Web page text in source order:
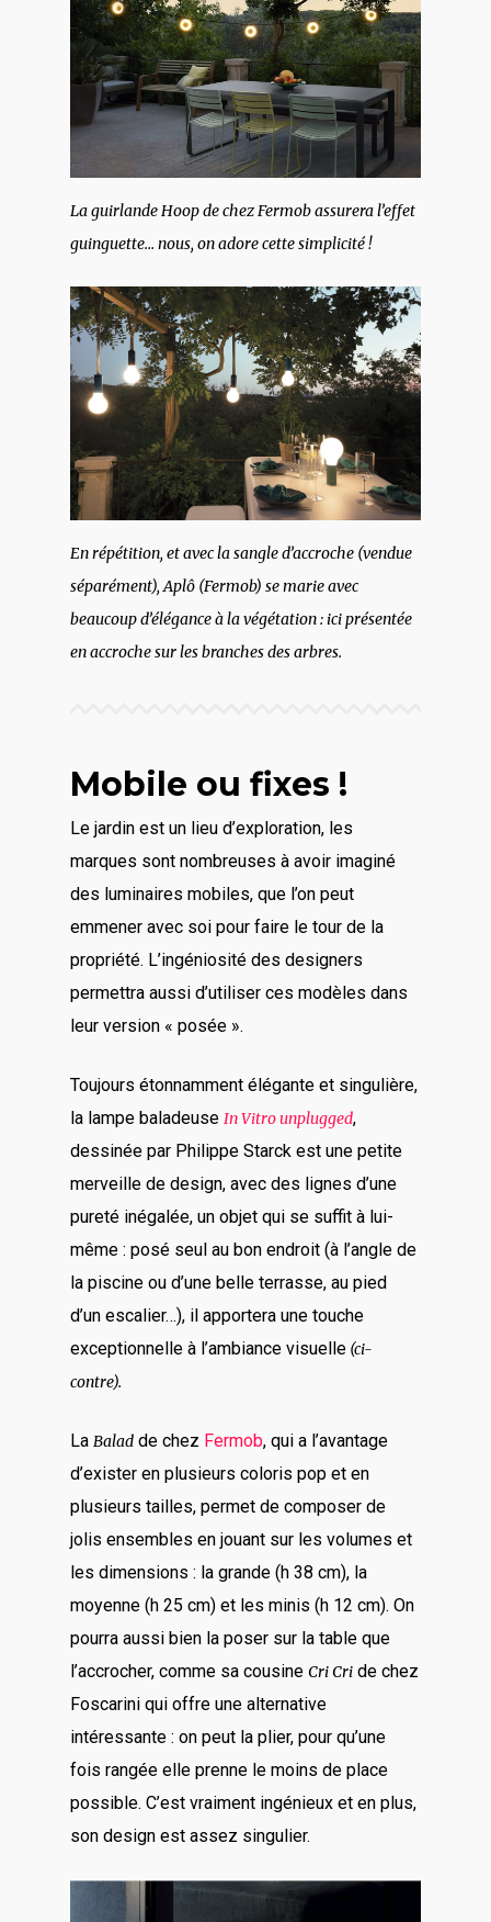
La guirlande Hoop de chez Fermob assurera l’effet
guinguette… nous, on adore cette simplicité !
En répétition, et avec la sangle d’accroche (vendue
séparément), Aplô (Fermob) se marie avec
beaucoup d’élégance à la végétation : ici présentée
en accroche sur les branches des arbres.
Mobile ou fixes !
Le jardin est un lieu d’exploration, les
marques sont nombreuses à avoir imaginé
des luminaires mobiles, que l’on peut
emmener avec soi pour faire le tour de la
propriété. L’ingéniosité des designers
permettra aussi d’utiliser ces modèles dans
leur version « posée ».
Toujours étonnamment élégante et singulière,
la lampe baladeuseIn Vitro unplugged,
dessinée par Philippe Starck est une petite
merveille de design, avec des lignes d’une
pureté inégalée, un objet qui se suffit à lui-
même : posé seul au bon endroit (à l’angle de
la piscine ou d’une belle terrasse, au pied
d’un escalier…), il apportera une touche
exceptionnelle à l’ambiance visuelle (ci-
contre).
LaBalad de chez Fermob, qui a l’avantage
d’exister en plusieurs coloris pop et en
plusieurs tailles, permet de composer de
jolis ensembles en jouant sur les volumes et
les dimensions : la grande (h 38 cm), la
moyenne (h 25 cm) et les minis (h 12 cm). On
pourra aussi bien la poser sur la table que
l’accrocher, comme sa cousineCri Cri de chez
Foscarini qui offre une alternative
intéressante : on peut la plier, pour qu’une
fois rangée elle prenne le moins de place
possible. C’est vraiment ingénieux et en plus,
son design est assez singulier.